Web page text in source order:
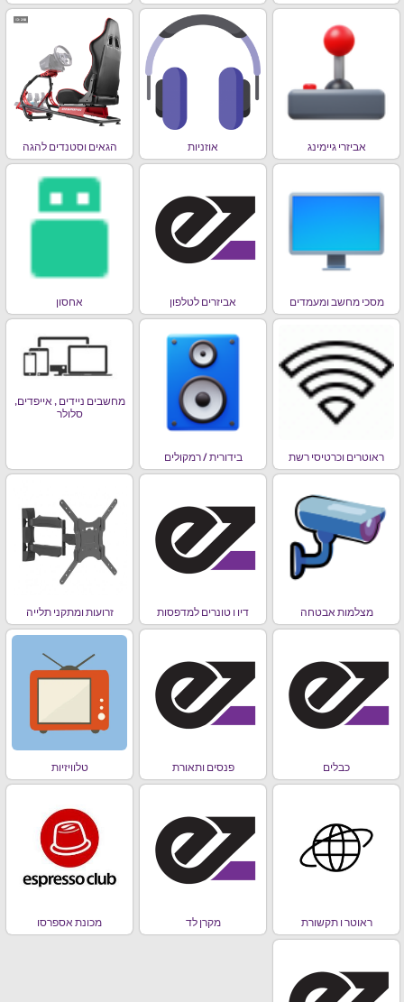
אביזרי גיימינג אוזניות הגאים וסטנדים להגה
מסכי מחשב ומעמדים אביזרים לטלפון אחסון
ראוטרים וכרטיסי רשת בידורית / רמקולים
מחשבים ניידים , אייפדים,
סלולר
מצלמות אבטחה דיו ו טונרים למדפסות זרועות ומתקני תלייה
כבלים פנסים ותאורת טלוויזיות
ראוטר ו תקשורת מקרן לד מכונת אספרסו